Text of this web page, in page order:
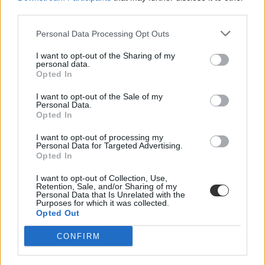
Personal Data Processing Opt Outs
I want to opt-out of the Sharing of my
personal data.
Opted In
I want to opt-out of the Sale of my
Personal Data.
Opted In
I want to opt-out of processing my
Personal Data for Targeted Advertising.
Opted In
I want to opt-out of Collection, Use,
Retention, Sale, and/or Sharing of my
Personal Data that Is Unrelated with the
Purposes for which it was collected.
Opted Out
CONFIRM
Erasmus+
Horizont program
Erasmus program